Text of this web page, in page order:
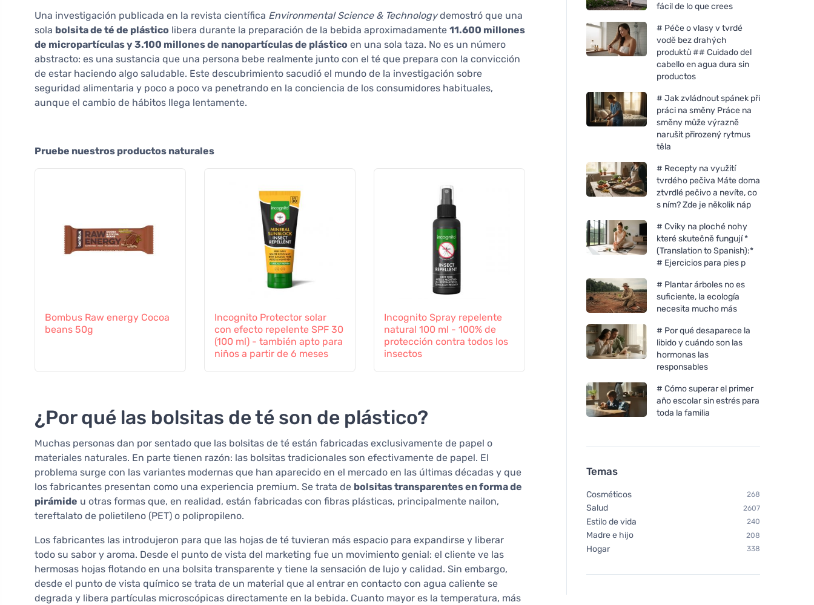
Una investigación publicada en la revista científica Environmental Science & Technologydemostró que una
sola bolsita de té de plástico libera durante la preparación de la bebida aproximadamente 11.600 millones
de micropartículas y 3.100 millones de nanopartículas de plástico en una sola taza. No es un número
abstracto: es una sustancia que una persona bebe realmente junto con el té que prepara con la convicción
de estar haciendo algo saludable. Este descubrimiento sacudió el mundo de la investigación sobre
seguridad alimentaria y poco a poco va penetrando en la conciencia de los consumidores habituales,
aunque el cambio de hábitos llega lentamente.
Pruebe nuestros productos naturales
Bombus Raw energy Cocoa
beans 50g
Incognito Protector solar
con efecto repelente SPF 30
(100 ml) - también apto para
niños a partir de 6 meses
Incognito Spray repelente
natural 100 ml - 100% de
protección contra todos los
insectos
peanut&cocolate 50g
energética
¿Por qué las bolsitas de té son de plástico?
Muchas personas dan por sentado que las bolsitas de té están fabricadas exclusivamente de papel o
materiales naturales. En parte tienen razón: las bolsitas tradicionales son efectivamente de papel. El
problema surge con las variantes modernas que han aparecido en el mercado en las últimas décadas y que
los fabricantes presentan como una experiencia premium. Se trata de bolsitas transparentes en forma de
pirámide u otras formas que, en realidad, están fabricadas con fibras plásticas, principalmente nailon,
tereftalato de polietileno (PET) o polipropileno.
Los fabricantes las introdujeron para que las hojas de té tuvieran más espacio para expandirse y liberar
todo su sabor y aroma. Desde el punto de vista del marketing fue un movimiento genial: el cliente ve las
hermosas hojas flotando en una bolsita transparente y tiene la sensación de lujo y calidad. Sin embargo,
desde el punto de vista químico se trata de un material que al entrar en contacto con agua caliente se
degrada y libera partículas microscópicas directamente en la bebida. Cuanto mayor es la temperatura, más
fácil de lo que crees
# Péče o vlasy v tvrdé
vodě bez drahých
produktů ## Cuidado del
cabello en agua dura sin
productos
# Jak zvládnout spánek při
práci na směny Práce na
směny může výrazně
narušit přirozený rytmus
těla
# Recepty na využití
tvrdého pečiva Máte doma
ztvrdlé pečivo a nevíte, co
s ním? Zde je několik náp
# Cviky na ploché nohy
které skutečně fungují *
(Translation to Spanish):*
# Ejercicios para pies p
# Plantar árboles no es
suficiente, la ecología
necesita mucho más
# Por qué desaparece la
libido y cuándo son las
hormonas las
responsables
# Cómo superar el primer
año escolar sin estrés para
toda la familia
Temas
Cosméticos 268
Salud 2607
Estilo de vida 240
Madre e hijo 208
Hogar 338